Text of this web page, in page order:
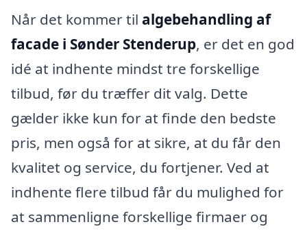
Når det kommer til algebehandling af
facade i Sønder Stenderup, er det en god
idé at indhente mindst tre forskellige
tilbud, før du træffer dit valg. Dette
gælder ikke kun for at finde den bedste
pris, men også for at sikre, at du får den
kvalitet og service, du fortjener. Ved at
indhente flere tilbud får du mulighed for
at sammenligne forskellige firmaer og